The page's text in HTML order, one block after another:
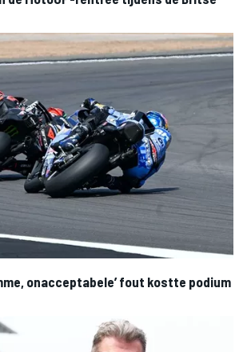
onacceptabele’ fout kostte podium